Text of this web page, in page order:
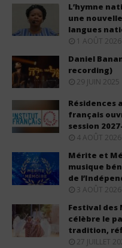
L’hymne
une
langues
1 AOÛT 2026
Daniel
recording)
29 JUIN 2025
Résidences
français
session
4 AOÛT 2026
Mérite et
musique
de
3 AOÛT 2026
Festival des
célèbre le
tradition,
27 JUILLET